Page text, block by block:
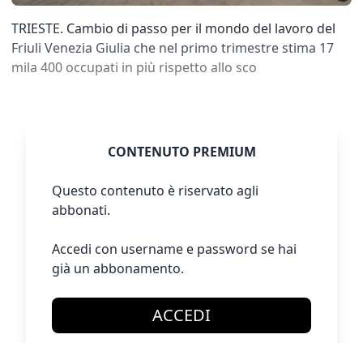
TRIESTE. Cambio di passo per il mondo del lavoro del
Friuli Venezia Giulia che nel primo trimestre stima 17
mila 400 occupati in più rispetto allo sco
CONTENUTO PREMIUM
Questo contenuto è riservato agli
abbonati.
Accedi con username e password se hai
già un abbonamento.
ACCEDI